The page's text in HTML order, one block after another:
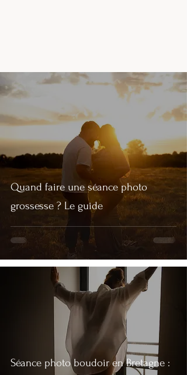
Quand faire une séance photo
grossesse ? Le guide
Séance photo boudoir en Bretagne :